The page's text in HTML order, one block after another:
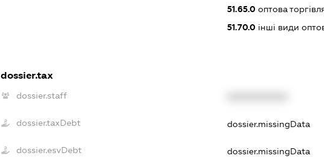
51.65.0оптова
51.70.0інші види
dossier.tax
dossier.staff
dossier.taxDebt dossier.missingData
dossier.esvDebt dossier.missingData